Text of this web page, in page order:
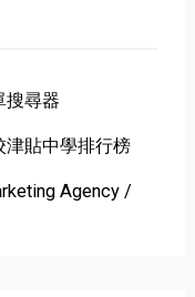
搜尋器
貼中學排行榜
Agency /